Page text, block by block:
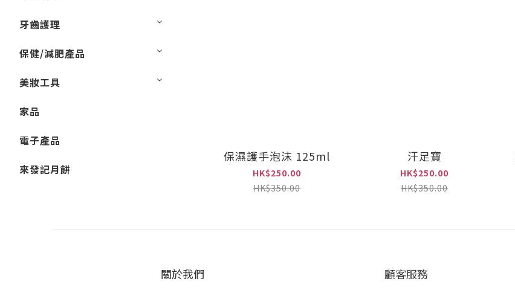
牙齒護理
保健/減肥產品
美妝工具
家品
電子產品
來發記月餅
保濕護手泡沫 125ml
HK$250.00
HK$350.00
汗足寶
HK$250.00
HK$350.00
關於我們 顧客服務